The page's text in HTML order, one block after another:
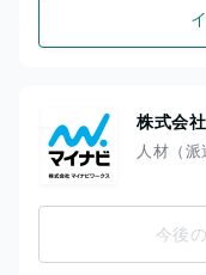
株式会
人材（派
今後